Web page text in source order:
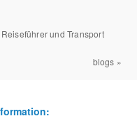
und Transport
blogs »